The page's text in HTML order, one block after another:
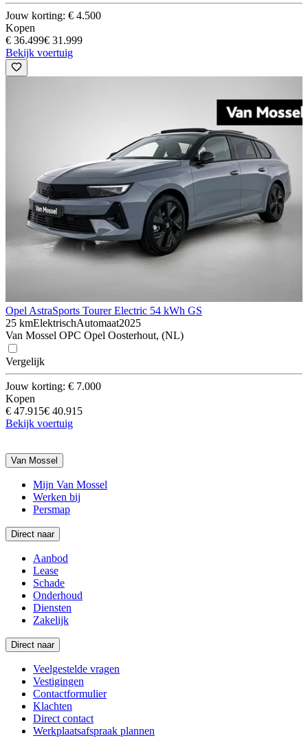
Jouw korting: € 4.500
Kopen
€ 36.499€ 31.999
Bekijk voertuig
Opel AstraSports Tourer Electric 54 kWh GS
25 kmElektrischAutomaat2025
Van Mossel OPC Opel Oosterhout, (NL)
Vergelijk
Jouw korting: € 7.000
Kopen
€ 47.915€ 40.915
Bekijk voertuig
Van Mossel
Mijn Van Mossel
Werken bij
Persmap
Direct naar
Aanbod
Lease
Schade
Onderhoud
Diensten
Zakelijk
Direct naar
Veelgestelde vragen
Vestigingen
Contactformulier
Klachten
Direct contact
Werkplaatsafspraak plannen